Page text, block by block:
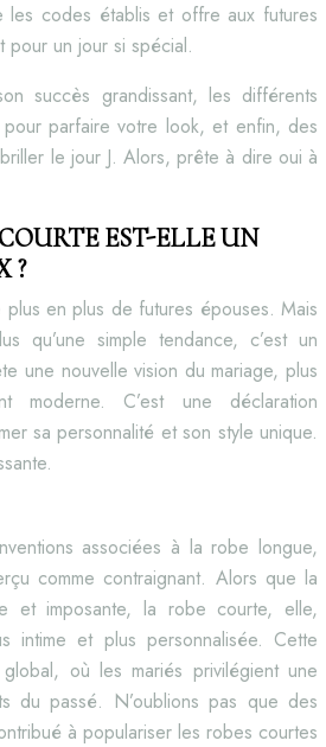
les codes établis et offre aux futures
pour un jour si spécial.
succès grandissant, les différents
parfaire votre look, et enfin, des
le jour J. Alors, prête à dire oui à
EST-ELLE UN
?
en plus de futures épouses. Mais
qu’une simple tendance, c’est un
une nouvelle vision du mariage, plus
moderne. C’est une déclaration
sa personnalité et son style unique.
associées à la robe longue,
comme contraignant. Alors que la
et imposante, la robe courte, elle,
intime et plus personnalisée. Cette
où les mariés privilégient une
du passé. N’oublions pas que des
à populariser les robes courtes